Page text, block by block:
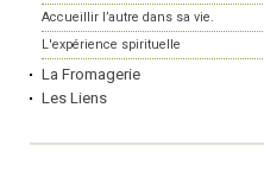
Accueillir l’autre dans sa vie.
L'expérience spirituelle
La Fromagerie
Les Liens